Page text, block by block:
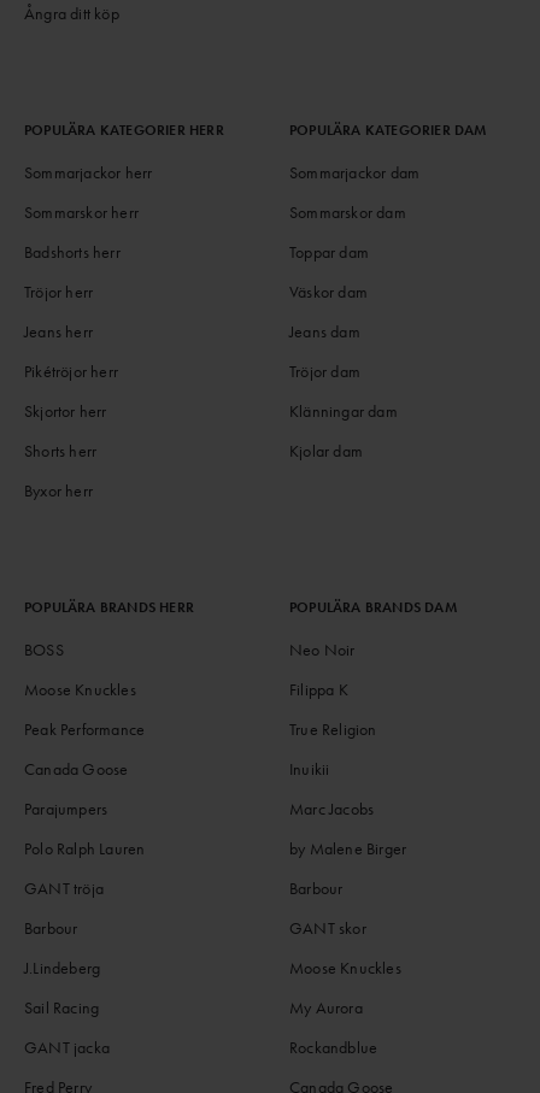
Ångra ditt köp
POPULÄRA KATEGORIER HERR
Sommarjackor herr
Sommarskor herr
Badshorts herr
Tröjor herr
Jeans herr
Pikétröjor herr
Skjortor herr
Shorts herr
Byxor herr
POPULÄRA KATEGORIER DAM
Sommarjackor dam
Sommarskor dam
Toppar dam
Väskor dam
Jeans dam
Tröjor dam
Klänningar dam
Kjolar dam
POPULÄRA BRANDS HERR
BOSS
Moose Knuckles
Peak Performance
Canada Goose
Parajumpers
Polo Ralph Lauren
GANT tröja
Barbour
J.Lindeberg
Sail Racing
GANT jacka
Fred Perry
POPULÄRA BRANDS DAM
Neo Noir
Filippa K
True Religion
Inuikii
Marc Jacobs
by Malene Birger
Barbour
GANT skor
Moose Knuckles
My Aurora
Rockandblue
Canada Goose